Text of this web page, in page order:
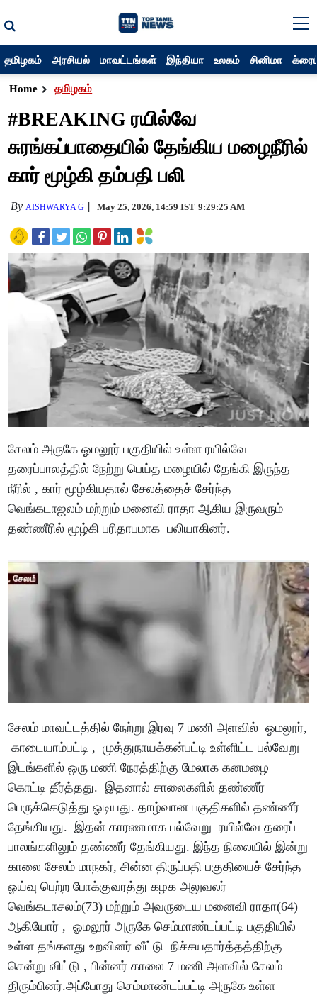
தமிழகம் அரசியல் மாவட்டங்கள் இந்தியா உலகம் சினிமா
Home தமிழகம்
#BREAKING ரயில்வே
சுரங்கப்பாதையில் தேங்கிய மழைநீரில்
கார் மூழ்கி தம்பதி பலி
By AISHWARYA G May 25, 2026, 14:59 IST 9:29:25 AM
சேலம் அருகே ஓமலூர் பகுதியில் உள்ள ரயில்வே
தரைப்பாலத்தில் நேற்று பெய்த மழையில் தேங்கி இருந்த
நீரில் , கார் மூழ்கியதால் சேலத்தைச் சேர்ந்த
வெங்கடாஜலம் மற்றும் மனைவி ராதா ஆகிய இருவரும்
தண்ணீரில் மூழ்கி பரிதாபமாக பலியாகினர்.
சேலம் மாவட்டத்தில் நேற்று இரவு 7 மணி அளவில் ஓமலூர்,
காடையாம்பட்டி , முத்துநாயக்கன்பட்டி உள்ளிட்ட பல்வேறு
இடங்களில் ஒரு மணி நேரத்திற்கு மேலாக கனமழை
கொட்டி தீர்த்தது. இதனால் சாலைகளில் தண்ணீர்
பெருக்கெடுத்து ஓடியது. தாழ்வான பகுதிகளில் தண்ணீர்
தேங்கியது. இதன் காரணமாக பல்வேறு ரயில்வே தரைப்
பாலங்களிலும் தண்ணீர் தேங்கியது. இந்த நிலையில் இன்று
காலை சேலம் மாநகர், சின்ன திருப்பதி பகுதியைச் சேர்ந்த
ஓய்வு பெற்ற போக்குவரத்து கழக அலுவலர்
வெங்கடாசலம்(73) மற்றும் அவருடைய மனைவி ராதா(64)
ஆகியோர் , ஓமலூர் அருகே செம்மாண்டப்பட்டி பகுதியில்
உள்ள தங்களது உறவினர் வீட்டு நிச்சயதார்த்தத்திற்கு
சென்று விட்டு , பின்னர் காலை 7 மணி அளவில் சேலம்
திரும்பினர்.அப்போது செம்மாண்டப்பட்டி அருகே உள்ள